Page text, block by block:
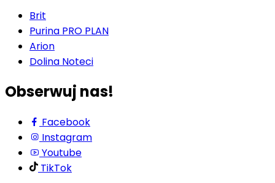
Brit
Purina PRO PLAN
Arion
Dolina Noteci
Obserwuj nas!
Facebook
Instagram
Youtube
TikTok